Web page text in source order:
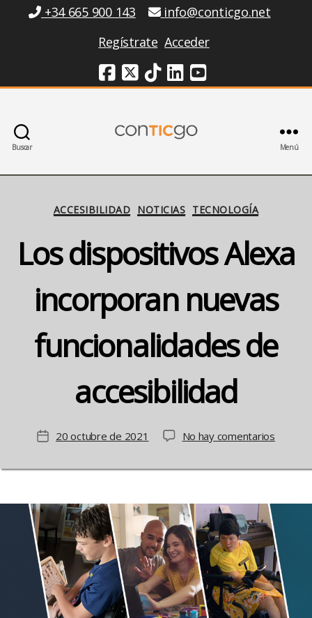
Información
+34 665 900 143
info@conticgo.net
Regístrate Acceder
Redes Sociales
Buscar Menú
Categorías
ACCESIBILIDAD NOTICIAS TECNOLOGÍA
Los dispositivos Alexa
incorporan nuevas
funcionalidades de
accesibilidad
Fecha
la
20 octubre de 2021 No hay comentariosen
de